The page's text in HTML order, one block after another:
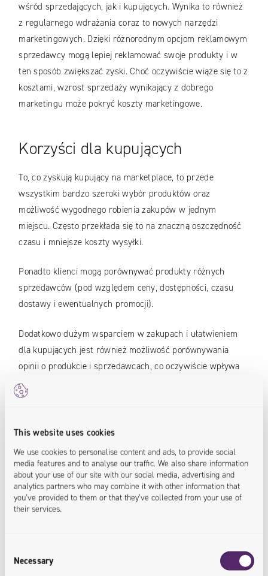
This website uses cookies
We use cookies to personalise content and ads, to provide social
media features and to analyse our traffic. We also share information
about your use of our site with our social media, advertising and
analytics partners who may combine it with other information that
you’ve provided to them or that they’ve collected from your use of
their services.
Selection
Necessary
wśród sprzedających, jak i kupujących. Wynika to również
z regularnego wdrażania coraz to nowych narzędzi
marketingowych. Dzięki różnorodnym opcjom reklamowym
sprzedawcy mogą lepiej reklamować swoje produkty i w
ten sposób zwiększać zyski. Choć oczywiście wiąże się to z
kosztami, wzrost sprzedaży wynikający z dobrego
marketingu może pokryć koszty marketingowe.
Korzyści dla kupujących
To, co zyskują kupujący na marketplace, to przede
wszystkim bardzo szeroki wybór produktów oraz
możliwość wygodnego robienia zakupów w jednym
miejscu. Często przekłada się to na znaczną oszczędność
czasu i mniejsze koszty wysyłki.
Ponadto klienci mogą porównywać produkty różnych
sprzedawców (pod względem ceny, dostępności, czasu
dostawy i ewentualnych promocji).
Dodatkowo dużym wsparciem w zakupach i ułatwieniem
dla kupujących jest również możliwość porównywania
opinii o produkcie i sprzedawcach, co oczywiście wpływa
na ogólne postrzeganie oferty danego marketplace i może
przyczynić się do wzrostu zaufania zarówno względem
Wyzwania
A jakie wyzwania i ryzyka czekają na sprzedawców, którzy
chcą zacząć e-sprzedaż na marketplace?
Marketplace dynamicznie się rozwijają i przyciągają coraz